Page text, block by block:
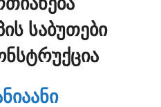
ᲡᲐᲑᲣᲗᲔᲑᲘ